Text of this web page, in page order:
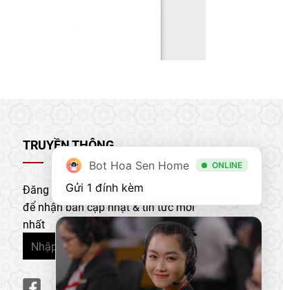
TRUYỀN THÔNG
Đăng ký nhận bản tin của chúng tôi
để nhận bản cập nhật & tin tức mới
nhất
Bot Hoa Sen Home ONLINE
Gửi 1 đính kèm